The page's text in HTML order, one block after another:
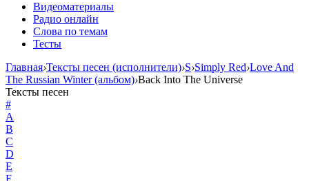
Видеоматериалы
Радио онлайн
Слова по темам
Тесты
Главная›Тексты песен (исполнители)›S›Simply Red›Love And
The Russian Winter (альбом)›Back Into The Universe
Тексты песен
#
A
B
C
D
E
F